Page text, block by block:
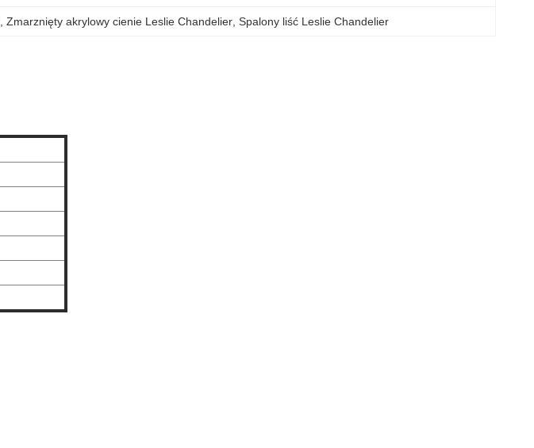
, Zmarznięty akrylowy cienie Leslie Chandelier , Spalony liść Leslie Chandelier